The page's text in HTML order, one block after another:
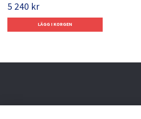
5 240 kr